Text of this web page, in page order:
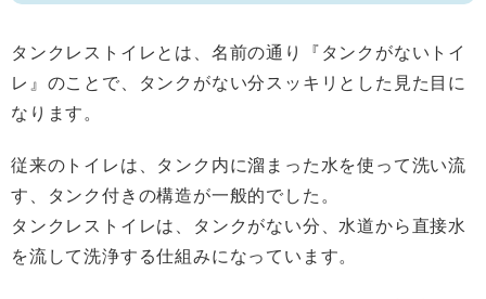
タンクレストイレとは、名前の通り『タンクがないトイ
レ』のことで、タンクがない分スッキリとした見た目に
なります。
従来のトイレは、タンク内に溜まった水を使って洗い流
す、タンク付きの構造が一般的でした。
タンクレストイレは、タンクがない分、水道から直接水
を流して洗浄する仕組みになっています。